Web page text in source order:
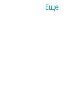
Еще